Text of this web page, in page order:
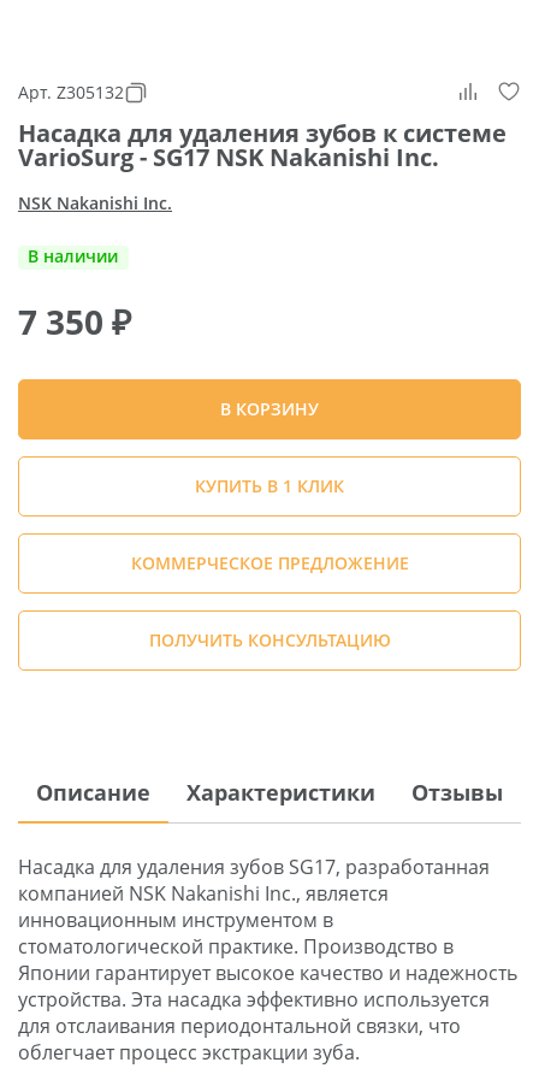
Арт. Z305132
Насадка для удаления зубов к системе
VarioSurg - SG17 NSK Nakanishi Inc.
NSK Nakanishi Inc.
В наличии
7 350 ₽
В КОРЗИНУ
КУПИТЬ В 1 КЛИК
КОММЕРЧЕСКОЕ ПРЕДЛОЖЕНИЕ
ПОЛУЧИТЬ КОНСУЛЬТАЦИЮ
Описание Характеристики Отзывы
Насадка для удаления зубов SG17, разработанная
компанией NSK Nakanishi Inc., является
инновационным инструментом в
стоматологической практике. Производство в
Японии гарантирует высокое качество и надежность
устройства. Эта насадка эффективно используется
для отслаивания периодонтальной связки, что
облегчает процесс экстракции зуба.